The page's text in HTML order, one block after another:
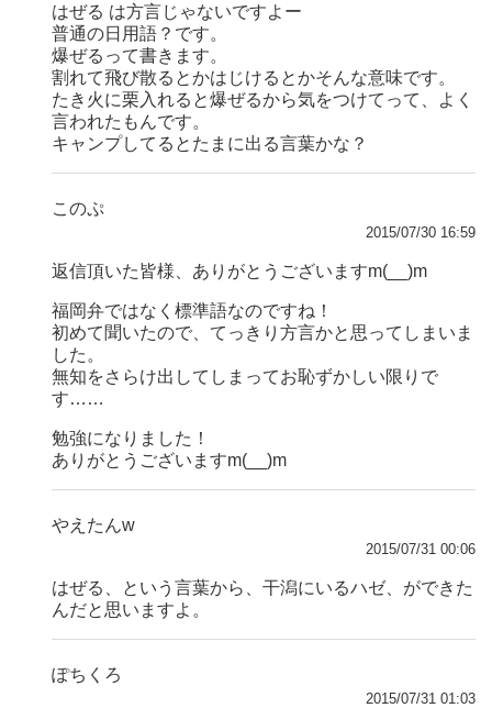
はぜる は方言じゃないですよー
普通の日用語？です。
爆ぜるって書きます。
割れて飛び散るとかはじけるとかそんな意味です。
たき火に栗入れると爆ぜるから気をつけてって、よく
言われたもんです。
キャンプしてるとたまに出る言葉かな？
このぷ
2015/07/30 16:59
返信頂いた皆様、ありがとうございますm(__)m
福岡弁ではなく標準語なのですね！
初めて聞いたので、てっきり方言かと思ってしまいま
した。
無知をさらけ出してしまってお恥ずかしい限りで
す……
勉強になりました！
ありがとうございますm(__)m
やえたんw
2015/07/31 00:06
はぜる、という言葉から、干潟にいるハゼ、ができた
んだと思いますよ。
ぽちくろ
2015/07/31 01:03